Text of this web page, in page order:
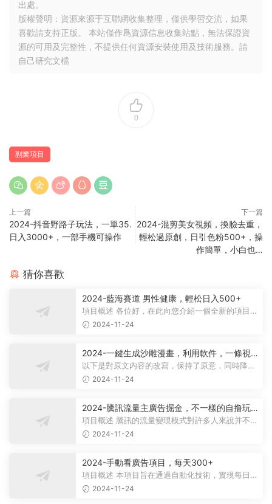
出處。
版權聲明：資源來源于互聯網收集整理，僅供學習交流，如果
喜歡請支持正版。 本站僅作爲資源信息收集站點，無法保證資
源的可用及完整性，不提供任何資源安裝使用及技術服務。請
自己研究文檔
0
副業項目
上一篇
2024-抖音野路子玩法，一單35.
日入3000+，一部手機可操作
下一篇
2024-混剪美女視頻，換臉去重，
輕松過原創，日引色粉500+，操
作簡單，小白也…
猜你喜歡
2024-藍海賽道 男性健康，輕松日入500+
項目概述 各位好，在此向您介紹一個全新的項目，
它聚焦于男性健康領域。衆所周知...
2024-11-24
2024-一鍵生成沙雕漫畫，利用軟件，一條視
頻播放12W+，單日變現1000+
以下是對原文内容的改寫，保持了原意，同時降低
2024-11-24
2024-騰訊流量主廣告掘金，不一樣的自撸玩
法，日賺500-1000+，無設備要求
項目概述 騰訊的流量變現模式對許多人來說并不陌
生，大多數人對其盈利方式有所了...
2024-11-24
2024-手動看廣告項目，每天300+
項目概述 本項目旨在通過自動化技術，實現每日觀
2024-11-24